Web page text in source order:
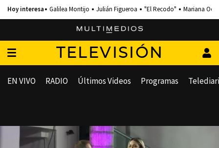
Galilea Montijo Julián Figueroa "El Recodo" Mariana
TELEVISIÓN
EN VIVO RADIO Últimos Videos Programas